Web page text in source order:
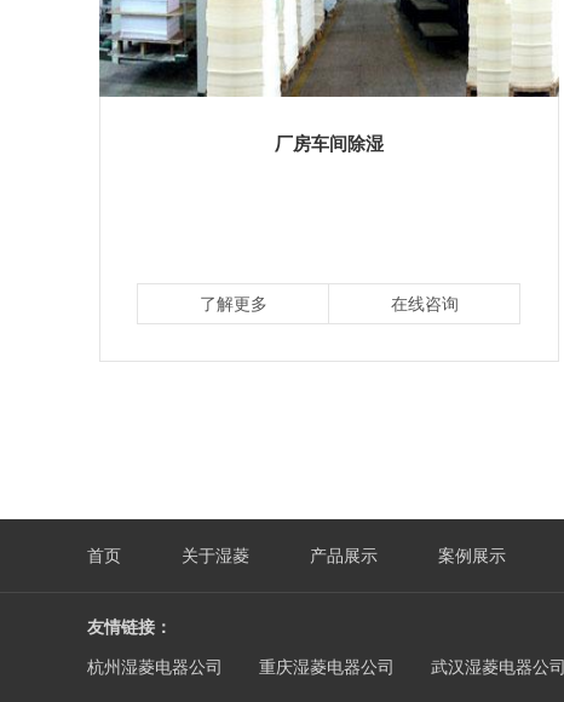
厂房车间除湿
了解更多 在线咨询
首页 关于湿菱 产品展示 案例展示
友情链接：
杭州湿菱电器公司 重庆湿菱电器公司 武汉湿菱电器公司